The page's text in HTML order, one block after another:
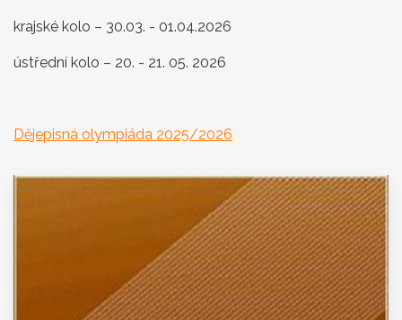
krajské kolo – 30.03. - 01.04.2026
ústřední kolo – 20. - 21. 05. 2026
Dějepisná olympiáda 2025/2026